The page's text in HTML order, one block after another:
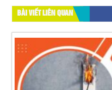
BÀI VIẾT LIÊN QUAN